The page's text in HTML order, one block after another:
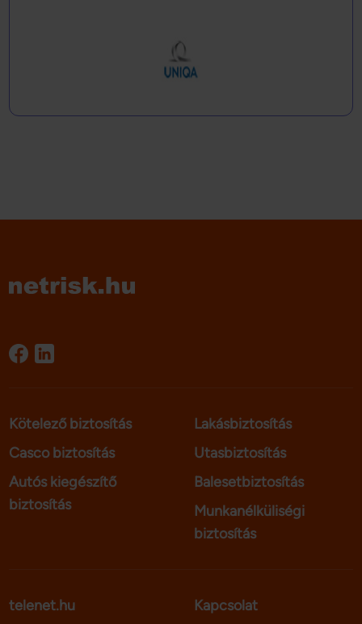
Kötelező biztosítás
Casco biztosítás
Autós kiegészítő
biztosítás
Lakásbiztosítás
Utasbiztosítás
Balesetbiztosítás
Munkanélküliségi
biztosítás
telenet.hu
Kapcsolat